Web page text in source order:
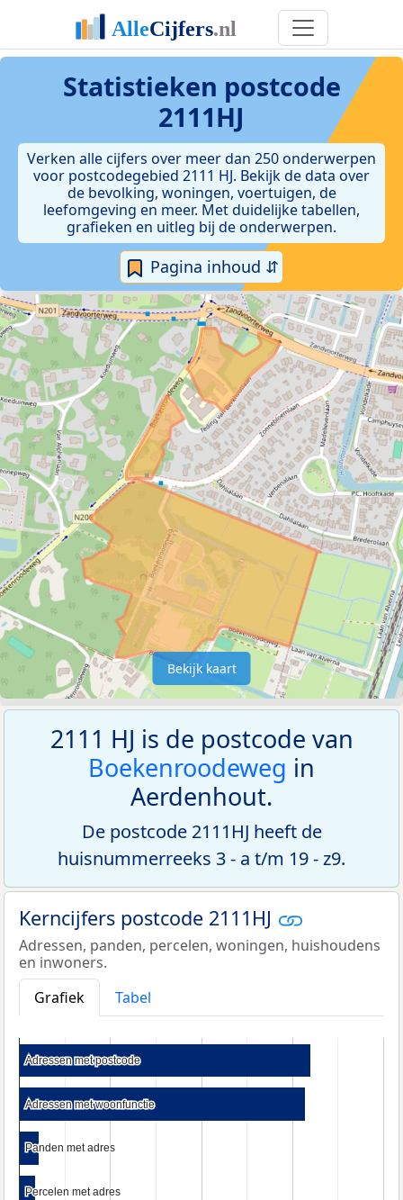
Statistieken postcode
2111HJ
Verken alle cijfers over meer dan 250 onderwerpen
voor postcodegebied 2111 HJ. Bekijk de data over
de bevolking, woningen, voertuigen, de
leefomgeving en meer. Met duidelijke tabellen,
grafieken en uitleg bij de onderwerpen.
Pagina inhoud ⇵
Bekijk kaart
2111 HJ is de postcode van
Boekenroodeweg in
Aerdenhout.
De postcode 2111HJ heeft de
huisnummerreeks 3 - a t/m 19 - z9.
Kerncijfers postcode 2111HJ
Adressen, panden, percelen, woningen, huishoudens
en inwoners.
Grafiek
Tabel
Adressen met postcode
Adressen met postcode
Adressen met woonfunctie
Adressen met woonfunctie
Panden met adres
Panden met adres
Percelen met adres
Percelen met adres